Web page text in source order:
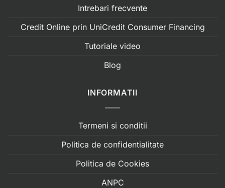
Intrebari frecvente
Credit Online prin UniCredit Consumer Financing
Tutoriale video
Blog
INFORMATII
Termeni si conditii
Politica de confidentialitate
Politica de Cookies
ANPC